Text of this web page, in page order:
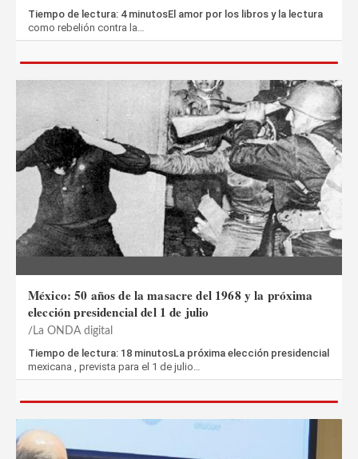
Tiempo de lectura: 4 minutosEl amor por los libros y la lectura
como rebelión contra la…
México: 50 años de la masacre del 1968 y la próxima
elección presidencial del 1 de julio
La ONDA digital
Tiempo de lectura: 18 minutosLa próxima elección presidencial
mexicana , prevista para el 1 de julio…